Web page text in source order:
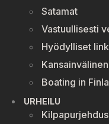
Satamat
Vastuullisesti
Hyödylliset
Boating in
URHEILU
Kilpapurjehdus